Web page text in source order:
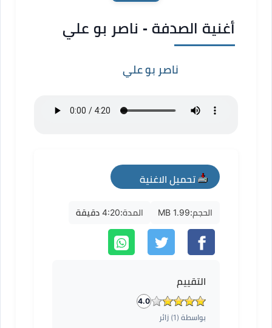
أغنية الصدفة - ناصر بو علي
ناصر بو علي
تحميل الاغنية
mp3
الحجم:1.99 MB المدة:4:20 دقيقة
التقييم
4.0
بواسطة ( 1) زائر